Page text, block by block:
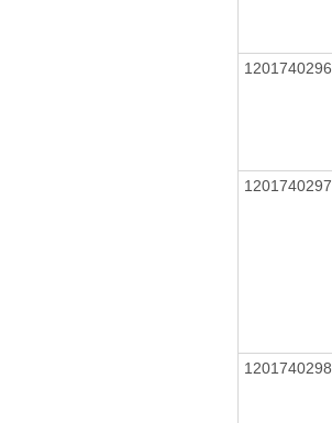
1201740296
1201740297
1201740298